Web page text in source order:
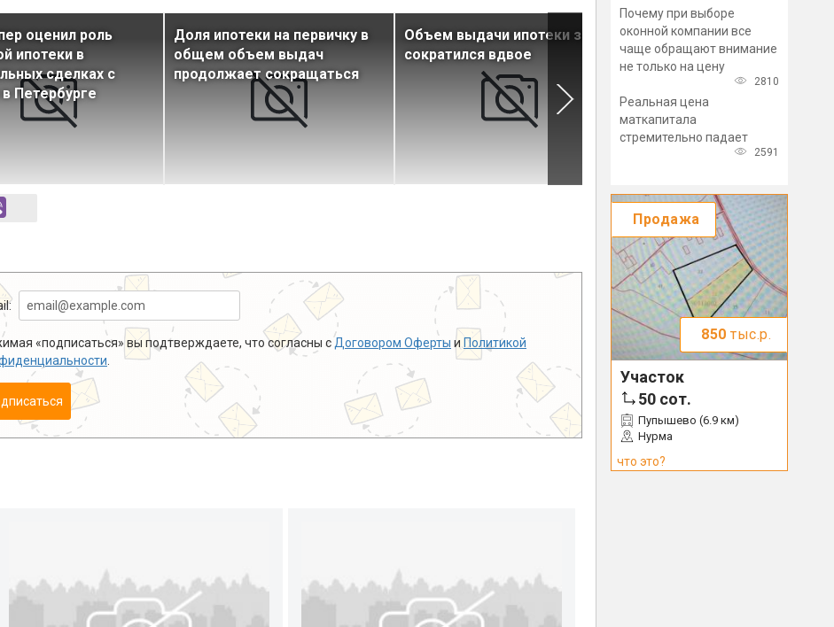
оценил роль
ипотеки в
сделках с
Петербурге
Доля ипотеки на первичку в
общем объем выдач
продолжает сокращаться
Объем выдачи ипотеки за год
сократился вдвое
Ипотечные ставки
предлагают
дифференцировать для
«подписаться» вы подтверждаете, что согласны с Договором Оферты и Политикой
Почему при выборе
оконной компании все
чаще обращают внимание
не только на цену
2810
Реальная цена
маткапитала
стремительно падает
2591
Продажа
850 тыс.р.
Участок
50 сот.
Пупышево (6.9 км)
Нурма
что это?